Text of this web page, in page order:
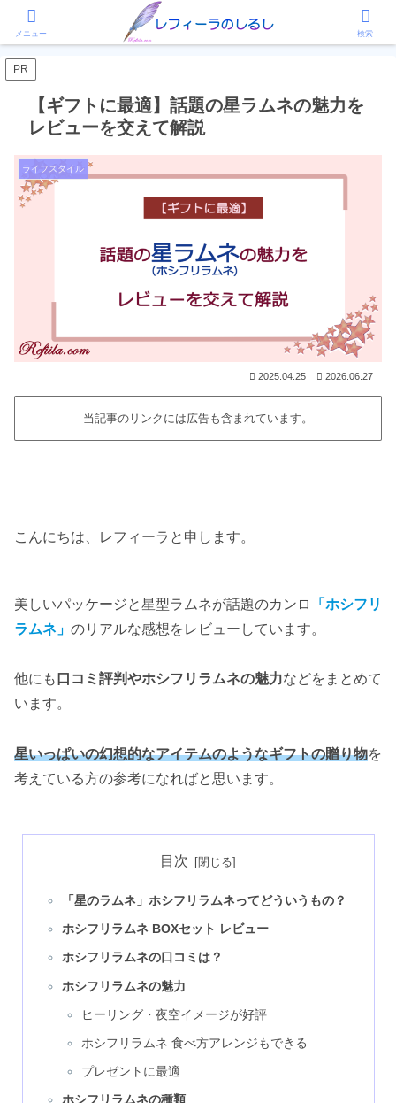
ライフスタイル
PR
【ギフトに最適】話題の星ラムネの魅力を
レビューを交えて解説
ライフスタイル
2025.04.25 2026.06.27
当記事のリンクには広告も含まれています。
こんにちは、レフィーラと申します。
美しいパッケージと星型ラムネが話題のカンロ
「ホシフリ
ラムネ」 のリアルな感想をレビューしています。
他にも 口コミ評判やホシフリラムネの魅力などをまとめて
います。
星いっぱいの幻想的なアイテムのようなギフトの贈り物を
考えている方の参考になればと思います。
目次
「星のラムネ」ホシフリラムネってどういうもの？
ホシフリラムネ BOXセット レビュー
ホシフリラムネの口コミは？
ホシフリラムネの魅力
ヒーリング・夜空イメージが好評
ホシフリラムネ 食べ方アレンジもできる
プレゼントに最適
ホシフリラムネの種類
メニュー 検索